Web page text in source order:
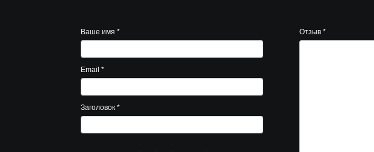
Ваше имя*
Email*
Заголовок*
Отзыв *